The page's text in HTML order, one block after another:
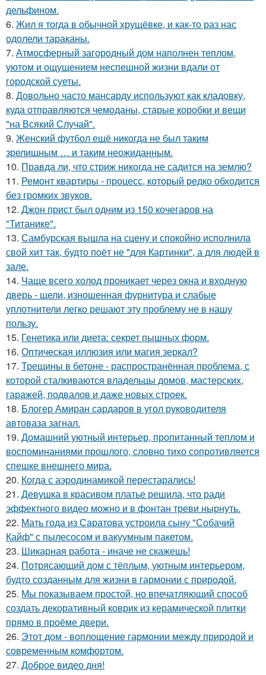
дельфином.
6. Жил я тогда в обычной хрущёвке, и как-то раз нас
одолели тараканы.
7. Атмосферный загородный дом наполнен теплом,
уютом и ощущением неспешной жизни вдали от
городской суеты.
8. Довольно часто мансарду используют как кладовку,
куда отправляются чемоданы, старые коробки и вещи
"на Всякий Случай".
9. Женский футбол ещё никогда не был таким
зрелищным … и таким неожиданным.
10. Правда ли, что стриж никогда не садится на землю?
11. Ремонт квартиры - процесс, который редко обходится
без громких звуков.
12. Джон прист был одним из 150 кочегаров на
"Титанике".
13. Самбурская вышла на сцену и спокойно исполнила
свой хит так, будто поёт не "для Картинки", а для людей в
зале.
14. Чаще всего холод проникает через окна и входную
дверь - щели, изношенная фурнитура и слабые
уплотнители легко решают эту проблему не в нашу
пользу.
15. Генетика или диета: секрет пышных форм.
16. Оптическая иллюзия или магия зеркал?
17. Трещины в бетоне - распространённая проблема, с
которой сталкиваются владельцы домов, мастерских,
гаражей, подвалов и даже новых строек.
18. Блогер Амиран сардаров в угол руководителя
автоваза загнал.
19. Домашний уютный интерьер, пропитанный теплом и
воспоминаниями прошлого, словно тихо сопротивляется
спешке внешнего мира.
20. Когда с аэродинамикой перестарались!
21. Девушка в красивом платье решила, что ради
эффектного видео можно и в фонтан треви нырнуть.
22. Мать года из Саратова устроила сыну "Собачий
Кайф" с пылесосом и вакуумным пакетом.
23. Шикарная работа - иначе не скажешь!
24. Потрясающий дом с тёплым, уютным интерьером,
будто созданным для жизни в гармонии с природой.
25. Мы показываем простой, но впечатляющий способ
создать декоративный коврик из керамической плитки
прямо в проёме двери.
26. Этот дом - воплощение гармонии между природой и
современным комфортом.
27. Доброе видео дня!